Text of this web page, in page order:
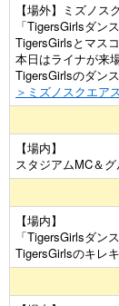
【場外】ミズノス
「TigersGirlsダン
TigersGirlsとマス
本日はライナが来
TigersGirlsのダン
＞ミズノスクエア
【場内】
スタジアムMC＆
【場内】
「TigersGirlsダン
TigersGirlsのキレ